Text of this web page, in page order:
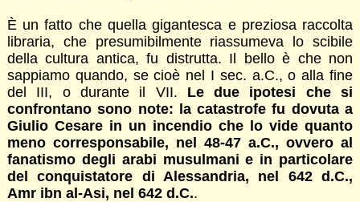
È un fatto che quella gigantesca e preziosa raccolta
libraria, che presumibilmente riassumeva lo scibile
della cultura antica, fu distrutta. Il bello è che non
sappiamo quando, se cioè nel I sec. a.C., o alla fine
del III, o durante il VII. Le due ipotesi che si
confrontano sono note: la catastrofe fu dovuta a
Giulio Cesare in un incendio che lo vide quanto
meno corresponsabile, nel 48-47 a.C., ovvero al
fanatismo degli arabi musulmani e in particolare
del conquistatore di Alessandria, nel 642 d.C.,
Amr ibn al-Asi, nel 642 d.C..